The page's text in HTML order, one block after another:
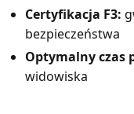
Certyfikacja F3:
bezpieczeństwa
Optymalny czas
widowiska